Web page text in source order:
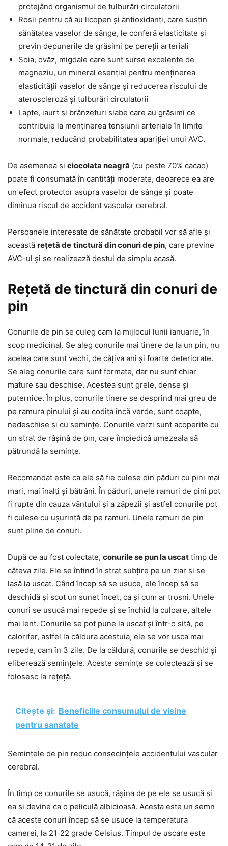
protejând organismul de tulburări circulatorii
Roșii pentru că au licopen și antioxidanți, care susțin
sănătatea vaselor de sânge, le conferă elasticitate și
previn depunerile de grăsimi pe pereții arteriali
Soia, ovăz, migdale care sunt surse excelente de
magneziu, un mineral esențial pentru menținerea
elasticității vaselor de sânge și reducerea riscului de
ateroscleroză și tulburări circulatorii
Lapte, iaurt și brânzeturi slabe care au grăsimi ce
contribuie la menținerea tensiunii arteriale în limite
normale, reducând probabilitatea apariției unui AVC.
De asemenea și ciocolata neagră (cu peste 70% cacao)
poate fi consumată în cantități moderate, deoarece ea are
un efect protector asupra vaselor de sânge și poate
diminua riscul de accident vascular cerebral.
Persoanele interesate de sănătate probabil vor să afle și
această rețetă de tinctură din conuri de pin, care previne
AVC-ul și se realizează destul de simplu acasă.
Rețetă de tinctură din conuri de
pin
Conurile de pin se culeg cam la mijlocul lunii ianuarie, în
scop medicinal. Se aleg conurile mai tinere de la un pin, nu
acelea care sunt vechi, de câțiva ani și foarte deteriorate.
Se aleg conurile care sunt formate, dar nu sunt chiar
mature sau deschise. Acestea sunt grele, dense și
puternice. În plus, conurile tinere se desprind mai greu de
pe ramura pinului și au codița încă verde, sunt coapte,
nedeschise și cu semințe. Conurile verzi sunt acoperite cu
un strat de rășină de pin, care împiedică umezeala să
pătrundă la semințe.
Recomandat este ca ele să fie culese din păduri cu pini mai
mari, mai înalți și bătrâni. În păduri, unele ramuri de pini pot
fi rupte din cauza vântului și a zăpezii și astfel conurile pot
fi culese cu ușurință de pe ramuri. Unele ramuri de pin
sunt pline de conuri.
După ce au fost colectate, conurile se pun la uscat timp de
câteva zile. Ele se întind în strat subțire pe un ziar și se
lasă la uscat. Când încep să se usuce, ele încep să se
deschidă și scot un sunet încet, ca și cum ar trosni. Unele
conuri se usucă mai repede și se închid la culoare, altele
mai lent. Conurile se pot pune la uscat și într-o sită, pe
calorifer, astfel la căldura acestuia, ele se vor usca mai
repede, cam în 3 zile. De la căldură, conurile se deschid și
eliberează semințele. Aceste semințe se colectează și se
folosesc la rețeță.
Citește și: Beneficiile consumului de visine
pentru sanatate
Semințele de pin reduc consecințele accidentului vascular
cerebral.
În timp ce conurile se usucă, rășina de pe ele se usucă și
ea și devine ca o peliculă albicioasă. Acesta este un semn
că aceste conuri încep să se usuce la temperatura
camerei, la 21-22 grade Celsius. Timpul de uscare este